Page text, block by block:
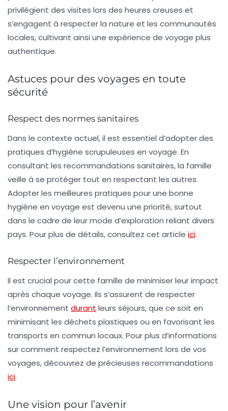
privilégient des visites lors des heures creuses et
s’engagent à respecter la nature et les communautés
locales, cultivant ainsi une expérience de voyage plus
authentique.
Astuces pour des voyages en toute
sécurité
Respect des normes sanitaires
Dans le contexte actuel, il est essentiel d’adopter des
pratiques d’hygiène scrupuleuses en voyage. En
consultant les recommandations sanitaires, la famille
veille à se protéger tout en respectant les autres.
Adopter les meilleures pratiques pour une bonne
hygiène en voyage est devenu une priorité, surtout
dans le cadre de leur mode d’exploration reliant divers
pays. Pour plus de détails, consultez cet article ici.
Respecter l’environnement
Il est crucial pour cette famille de minimiser leur impact
après chaque voyage. Ils s’assurent de respecter
l’environnement durant leurs séjours, que ce soit en
minimisant les déchets plastiques ou en favorisant les
transports en commun locaux. Pour plus d’informations
sur comment respectez l’environnement lors de vos
voyages, découvrez de précieuses recommandations
ici.
Une vision pour l’avenir